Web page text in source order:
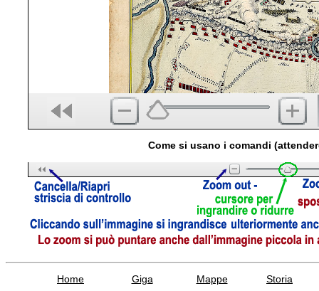
Come si usano i comandi
Home Giga Mappe Storia